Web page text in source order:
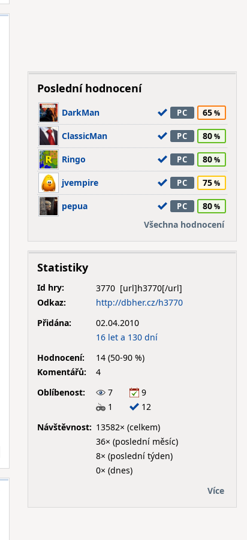
Poslední hodnocení
DarkMan PC 65
ClassicMan PC 80
Ringo PC 80
jvempire PC 75
pepua PC
80
Všechna hodnocení
Statistiky
Id hry:
3770
Odkaz:
http://dbher.cz/h3770
Přidána:
02.04.2010
16 let a 130 dní
Hodnocení:
14 (50-90 %)
Komentářů:
4
Oblíbenost:
7
9
1
12
Návštěvnost: 13582× (celkem)
36× (poslední měsíc)
8× (poslední týden)
0× (dnes)
Více